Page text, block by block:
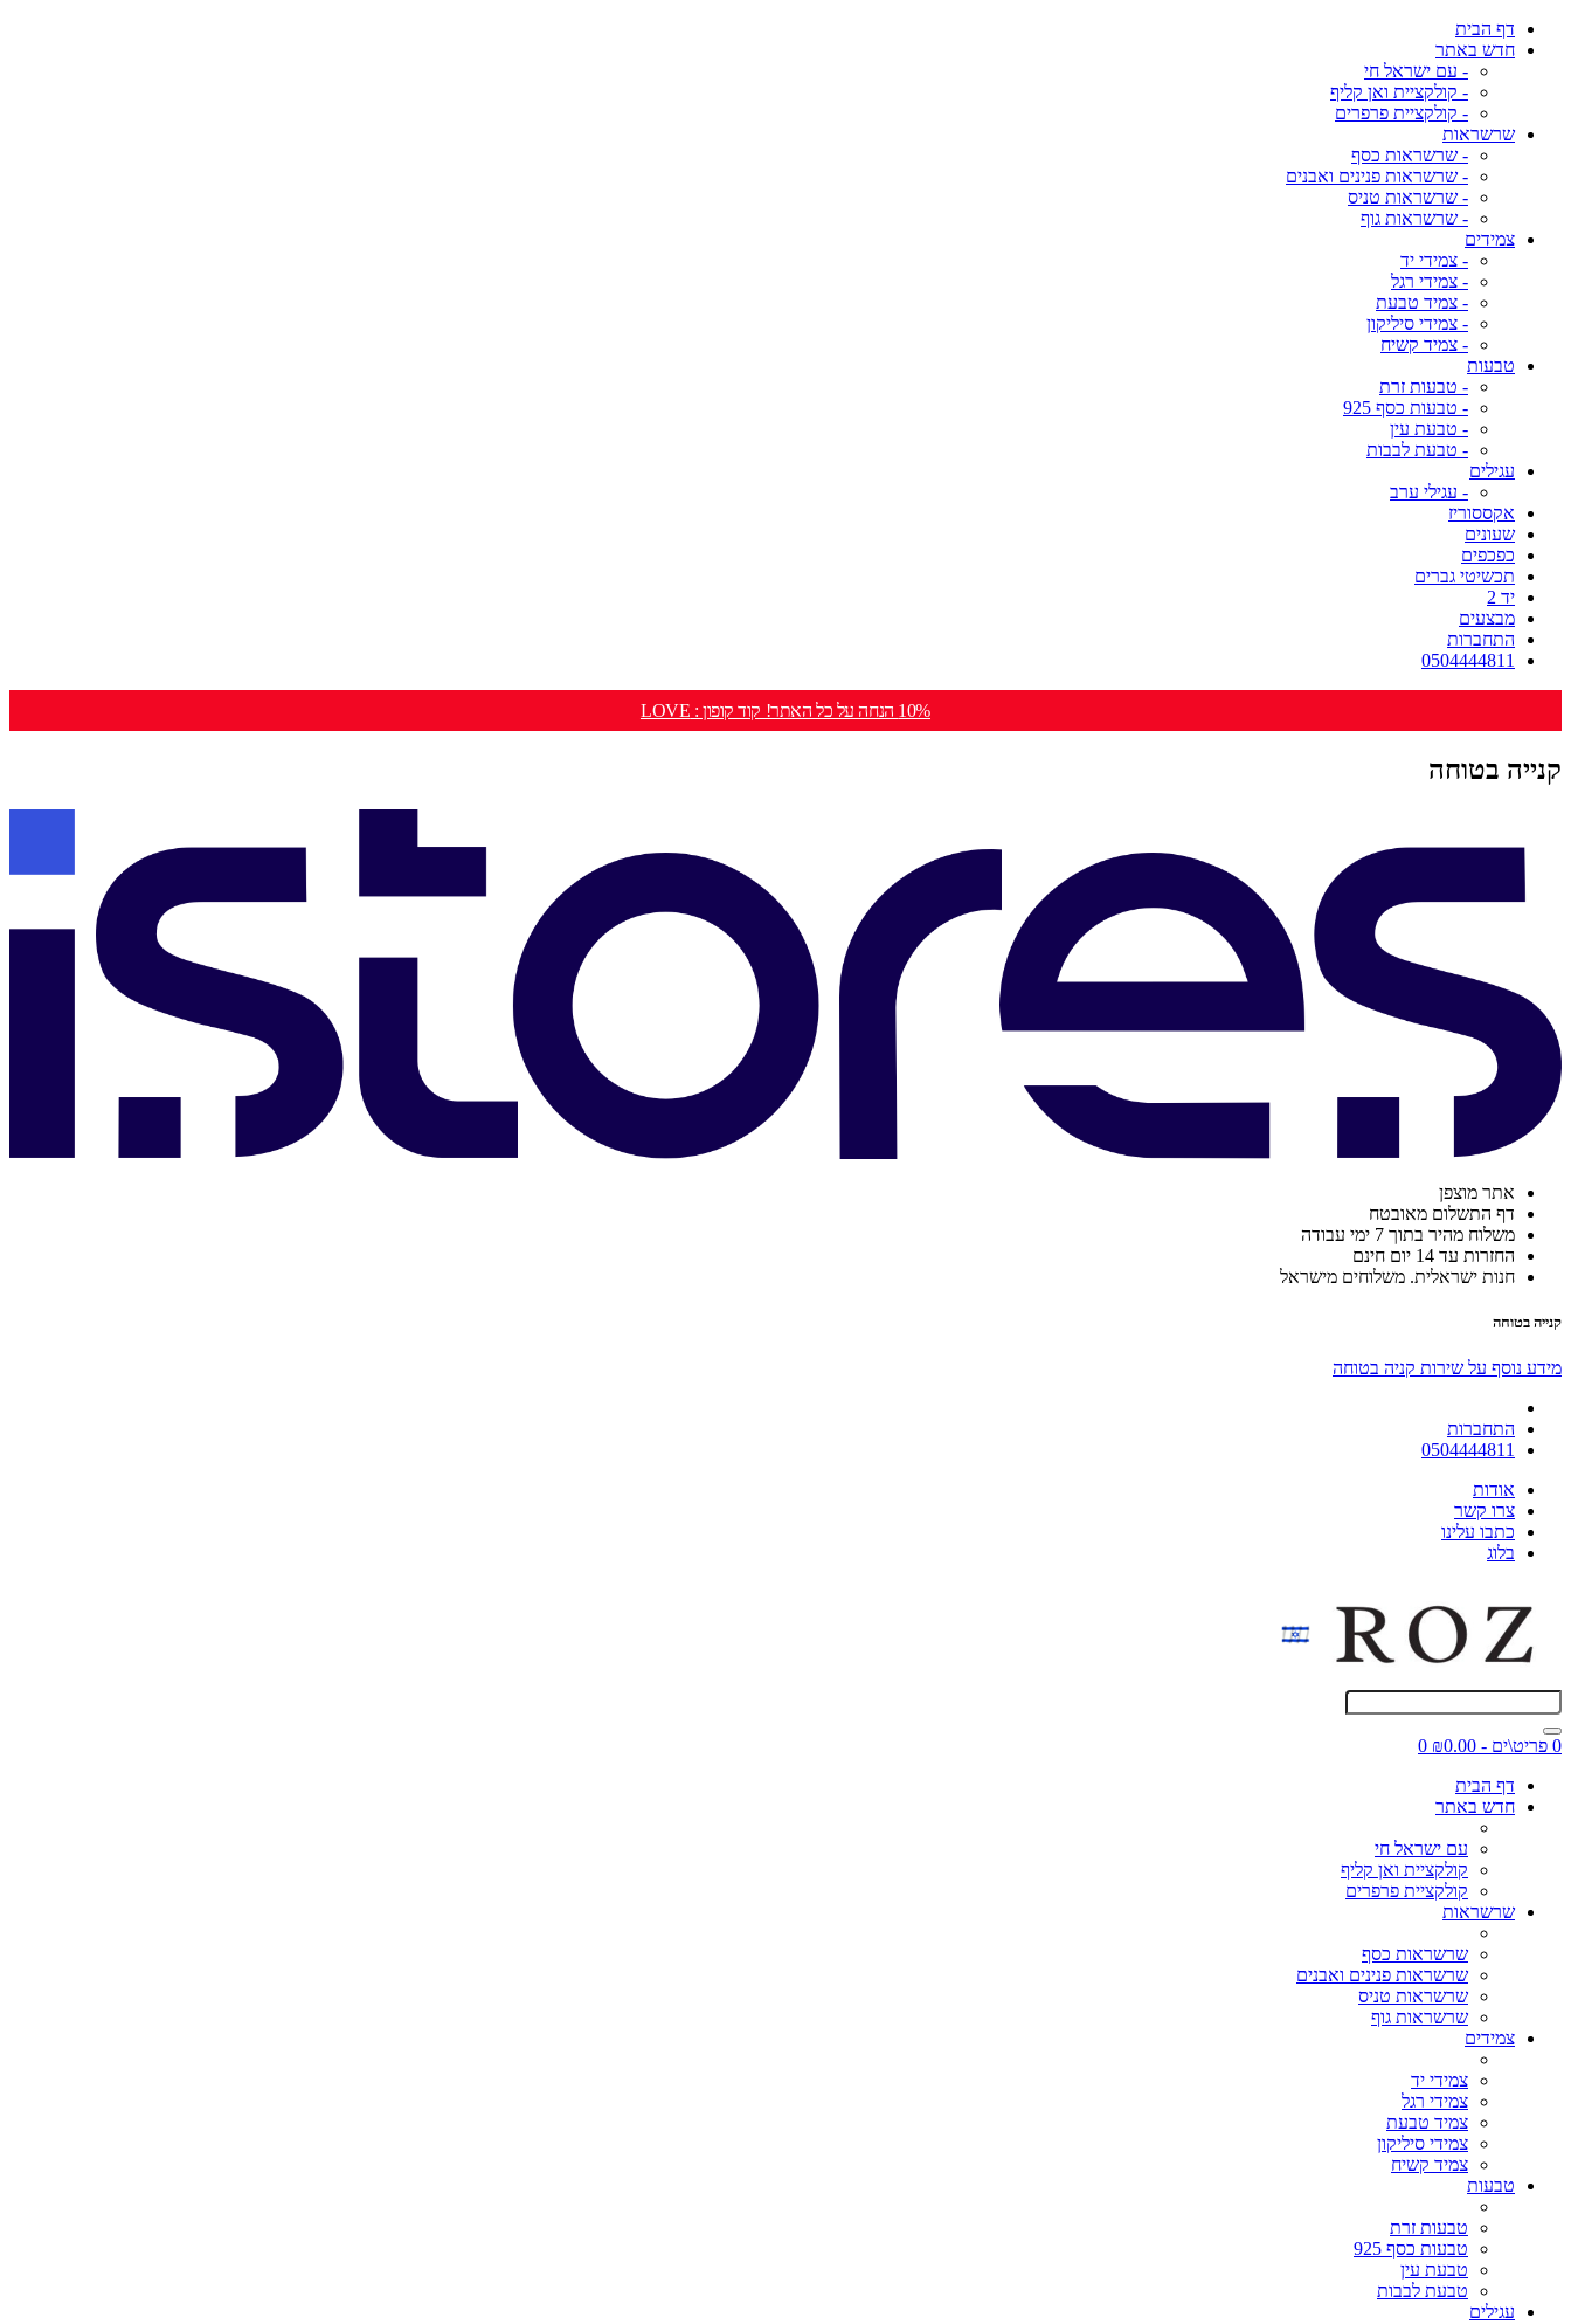
דף הבית
חדש באתר
- עם ישראל חי
- קולקציית ואן קליף
- קולקציית פרפרים
שרשראות
- שרשראות כסף
- שרשראות פנינים ואבנים
- שרשראות טניס
- שרשראות גוף
צמידים
- צמידי יד
- צמידי רגל
- צמיד טבעת
- צמידי סיליקון
- צמיד קשיח
טבעות
- טבעות זרת
- טבעות כסף 925
- טבעת עין
- טבעת לבבות
עגילים
- עגילי ערב
אקססוריז
שעונים
כפכפים
תכשיטי גברים
יד 2
מבצעים
התחברות
0504444811
10% הנחה על כל האתר! קוד קופון : LOVE
קנייה בטוחה
אתר מוצפן
דף התשלום מאובטח
משלוח מהיר בתוך 7 ימי עבודה
החזרות עד 14 יום חינם
חנות ישראלית. משלוחים מישראל
קנייה בטוחה
מידע נוסף על שירות קניה בטוחה
התחברות
0504444811
אודות
צרו קשר
כתבו עלינו
בלוג
0 פריט\ים - ₪0.00
0
דף הבית
חדש באתר
עם ישראל חי
קולקציית ואן קליף
קולקציית פרפרים
שרשראות
שרשראות כסף
שרשראות פנינים ואבנים
שרשראות טניס
שרשראות גוף
צמידים
צמידי יד
צמידי רגל
צמיד טבעת
צמידי סיליקון
צמיד קשיח
טבעות
טבעות זרת
טבעות כסף 925
טבעת עין
טבעת לבבות
עגילים